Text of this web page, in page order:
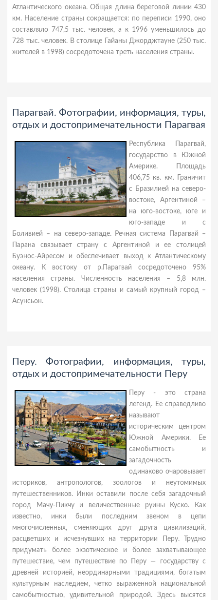
Атлантического океана. Общая длина береговой линии 430
км. Население страны сокращается: по переписи 1990, оно
составляло 747,5 тыс. человек, а к 1996 уменьшилось до
728 тыс. человек. В столице Гайаны Джорджтауне (250 тыс.
жителей в 1998) сосредоточена треть населения страны.
Парагвай. Фотографии, информация, туры,
отдых и достопримечательности Парагвая
Республика Парагвай,
государство в Южной
Америке. Площадь
406,75 кв. км. Граничит
с Бразилией на северо-
востоке, Аргентиной –
на юго-востоке, юге и
юго-западе и с
Боливией – на северо-западе. Речная система Парагвай –
Парана связывает страну с Аргентиной и ее столицей
Буэнос-Айресом и обеспечивает выход к Атлантическому
океану. К востоку от р.Парагвай сосредоточено 95%
населения страны. Численность населения – 5,8 млн.
человек (1998). Столица страны и самый крупный город –
Асунсьон.
Перу. Фотографии, информация, туры,
отдых и достопримечательности Перу
Перу - это страна
легенд. Ее справедливо
называют
историческим центром
Южной Америки. Ее
самобытность и
загадочность
одинаково очаровывает
историков, антропологов, зоологов и неутомимых
путешественников. Инки оставили после себя загадочный
город Мачу-Пикчу и величественные руины Куско. Как
известно, инки были последним звеном в цепи
многочисленных, сменяющих друг друга цивилизаций,
расцветших и исчезнувших на территории Перу. Трудно
придумать более экзотическое и более захватывающее
путешествие, чем путешествие по Перу — государству с
древней историей, неординарными традициями, богатым
культурным наследием, четко выраженной национальной
самобытностью, удивительной природой. Здесь высятся